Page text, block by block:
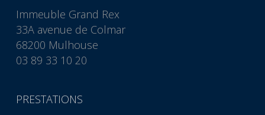
Immeuble Grand Rex
33A avenue de Colmar
68200 Mulhouse
03 89 33 10 20
PRESTATIONS